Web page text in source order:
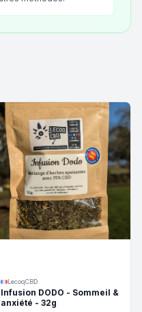
LecoqCBD
Infusion DODO - Sommeil &
anxiété - 32g